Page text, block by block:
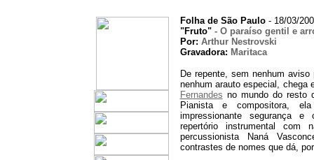
Folha de São Paulo- 18/03/
"Fruto" - O paraíso gentil e
Por: Arthur Nestrovski
Gravadora: Maritaca
De repente, sem nenhum
nenhum arauto especial,
Fernandes no mundo do resto
Pianista e compositora,
impressionante segurança e
repertório instrumental com
percussionista Naná
contrastes de nomes que dá,